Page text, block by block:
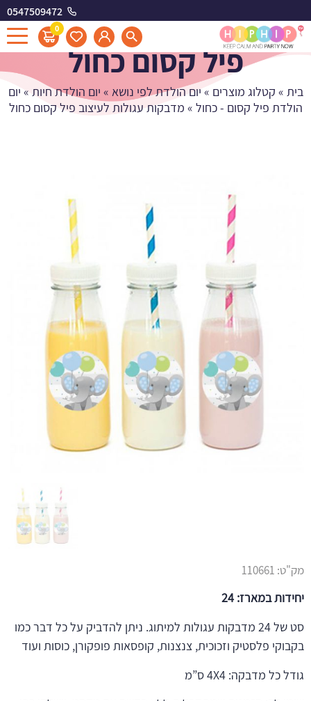
0547509472
0
מדבקות עגולות לעיצוב
פיל קסום כחול
בית » קטלוג מוצרים » יום הולדת לפי נושא » יום הולדת חיות » יום
הולדת פיל קסום - כחול » מדבקות עגולות לעיצוב פיל קסום כחול
מק"ט: 110661
יחידות במארז: 24
סט של 24 מדבקות עגולות למיתוג. ניתן להדביק על כל דבר כמו
בקבוקי פלסטיק וזכוכית, צנצנות, קופסאות פופקורן, כוסות ועוד
גודל כל מדבקה: 4X4 ס”מ